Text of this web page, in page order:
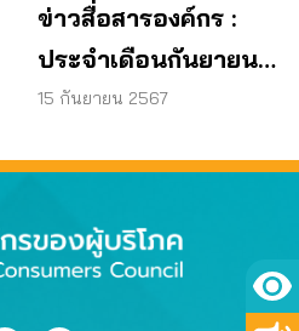
ข่าวสื่อสารองค์กร :
ประจำเดือนกันยายน
2567
15 กันยายน 2567